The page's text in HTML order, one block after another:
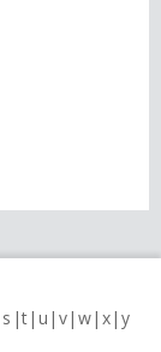
s t u v w x y